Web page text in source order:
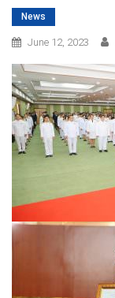
News
June 12, 2023